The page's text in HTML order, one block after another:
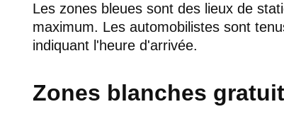
Les zones bleues sont des lieux de
maximum. Les automobilistes sont
indiquant l'heure d'arrivée.
Zones blanches